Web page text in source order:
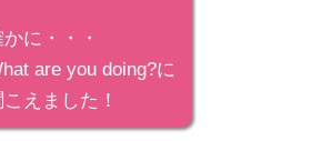
に・・・
are you doing?に
こえました！